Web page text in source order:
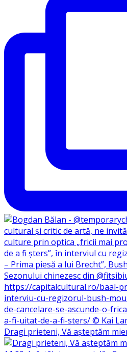
Dragi prieteni, Vă așteptăm